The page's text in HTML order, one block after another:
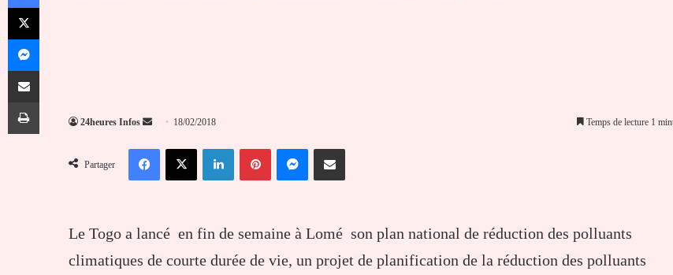
24heures Infos
Envoyer
courriel
18/02/2018 Temps de lecture 1
Partager
FacebookX LinkedinPinterestMessengerPartager par email
Le Togo a lancé en fin de semaine à Lomé son plan national de réduction des polluants
climatiques de courte durée de vie, un projet de planification de la réduction des polluants
X
Messenger
Partager par email